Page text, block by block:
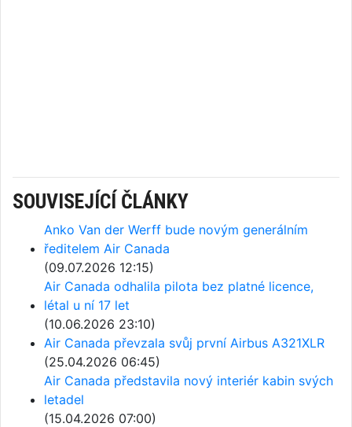
SOUVISEJÍCÍ ČLÁNKY
Anko Van der Werff bude novým generálním
ředitelem Air Canada
(09.07.2026 12:15)
Air Canada odhalila pilota bez platné licence,
létal u ní 17 let
(10.06.2026 23:10)
Air Canada převzala svůj první Airbus A321XLR
(25.04.2026 06:45)
Air Canada představila nový interiér kabin svých
letadel
(15.04.2026 07:00)